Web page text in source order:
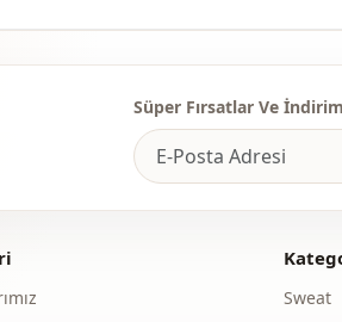
Süper Fırsatlar Ve
Sweat